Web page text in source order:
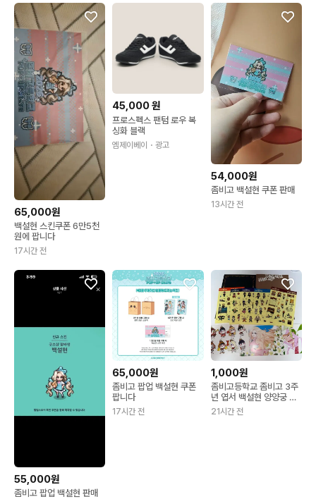
65,000원
백설현 스킨쿠폰 6만5천
원에 팝니다
17시간 전
45,000원
프로스펙스 팬텀 로우 복
싱화 블랙
엠제이베이 ・광고
54,000원
좀비고 백설현 쿠폰 판매
13시간 전
55,000원
좀비고 팝업 백설현 판매
65,000원
좀비고 팝업 백설현 쿠폰
팝니다
17시간 전
1,000원
좀비고등학교 좀비고 3주
년 엽서 백설현 양양궁 스
티커
21시간 전